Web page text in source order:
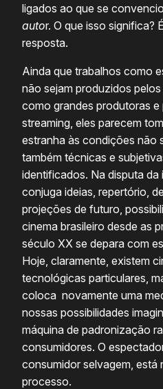
ligados ao que se
autor. O que isso significa?
resposta.
Ainda que trabalhos como
não sejam produzidos
como grandes produtoras e
streaming, eles parecem
estranha às condições não
também técnicas e
identificados. Na disputa da
conjuga ideias, repertório,
projeções de futuro,
cinema brasileiro desde as
século XX se depara com
Hoje, claramente, existem
tecnológicas particulares,
coloca novamente uma
nossas possibilidades
máquina de padronização
consumidores. O
consumidor selvagem, está
processo.